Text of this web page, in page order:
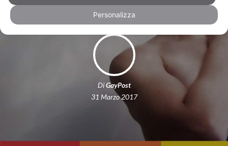
DiGayPost
31 Marzo 2017
Personalizza